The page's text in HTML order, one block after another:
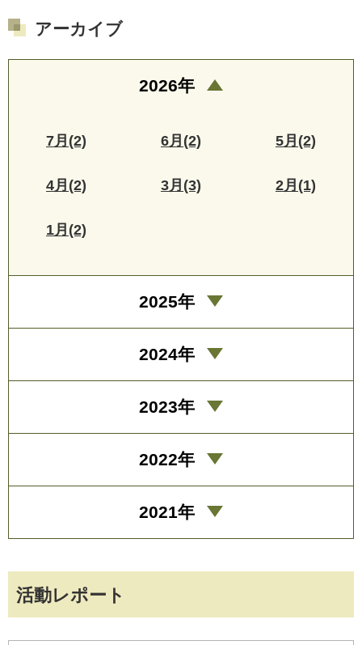
活動レポート
アーカイブ
2026年
7月(2) 6月(2) 5月(2)
4月(2) 3月(3) 2月(1)
1月(2)
2025年
2024年
2023年
2022年
2021年